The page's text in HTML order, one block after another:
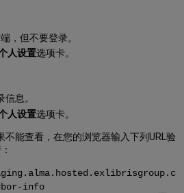
，但不要登录。
人设置选项卡。
息。
人设置选项卡。
不能查看，在您的浏览器输入下列URL验
info